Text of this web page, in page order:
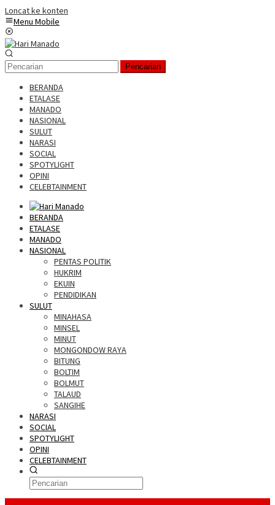
Loncat ke konten
Menu Mobile
Pencarian
BERANDA
ETALASE
MANADO
NASIONAL
SULUT
NARASI
SOCIAL
SPOTYLIGHT
OPINI
CELEBTAINMENT
BERANDA
ETALASE
MANADO
NASIONAL
PENTAS POLITIK
HUKRIM
EKUIN
PENDIDIKAN
SULUT
MINAHASA
MINSEL
MINUT
MONGONDOW RAYA
BITUNG
BOLTIM
BOLMUT
TALAUD
SANGIHE
NARASI
SOCIAL
SPOTYLIGHT
OPINI
CELEBTAINMENT